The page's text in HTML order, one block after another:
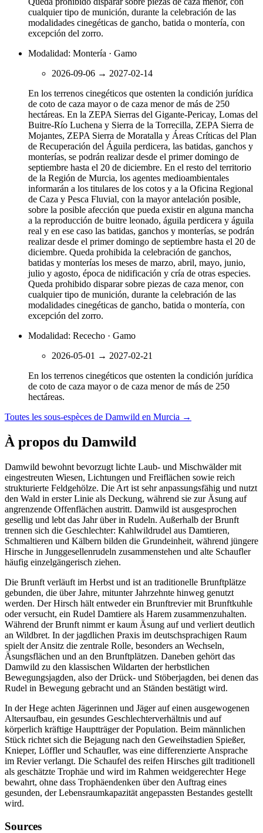
cualquier tipo de munición, durante la celebración de las
modalidades cinegéticas de gancho, batida o montería, con
excepción del zorro.
Modalidad: Montería · Gamo
2026-09-06 → 2027-02-14
En los terrenos cinegéticos que ostenten la condición jurídica
de coto de caza mayor o de caza menor de más de 250
hectáreas. En la ZEPA Sierras del Gigante-Pericay, Lomas del
Buitre-Río Luchena y Sierra de la Torrecilla, ZEPA Sierra de
Mojantes, ZEPA Sierra de Moratalla y Áreas Críticas del Plan
de Recuperación del Águila perdicera, las batidas, ganchos y
monterías, se podrán realizar desde el primer domingo de
septiembre hasta el 20 de diciembre. En el resto del territorio
de la Región de Murcia, los agentes medioambientales
informarán a los titulares de los cotos y a la Oficina Regional
de Caza y Pesca Fluvial, con la mayor antelación posible,
sobre la posible afección que pueda existir en alguna mancha
a la reproducción de buitre leonado, águila perdicera y águila
real y en ese caso las batidas, ganchos y monterías, se podrán
realizar desde el primer domingo de septiembre hasta el 20 de
diciembre. Queda prohibida la celebración de ganchos,
batidas y monterías los meses de marzo, abril, mayo, junio,
julio y agosto, época de nidificación y cría de otras especies.
Queda prohibido disparar sobre piezas de caza menor, con
cualquier tipo de munición, durante la celebración de las
modalidades cinegéticas de gancho, batida o montería, con
excepción del zorro.
Modalidad: Rececho · Gamo
2026-05-01 → 2027-02-21
En los terrenos cinegéticos que ostenten la condición jurídica
de coto de caza mayor o de caza menor de más de 250
hectáreas.
Toutes les sous-espèces de Damwild en Murcia →
À propos du Damwild
Damwild bewohnt bevorzugt lichte Laub- und Mischwälder mit
eingestreuten Wiesen, Lichtungen und Freiflächen sowie reich
strukturierte Feldgehölze. Die Art ist sehr anpassungsfähig und nutzt
den Wald in erster Linie als Deckung, während sie zur Äsung auf
angrenzende Offenflächen austritt. Damwild ist ausgesprochen
gesellig und lebt das Jahr über in Rudeln. Außerhalb der Brunft
trennen sich die Geschlechter: Kahlwildrudel aus Damtieren,
Schmaltieren und Kälbern bilden die Grundeinheit, während jüngere
Hirsche in Junggesellenrudeln zusammenstehen und alte Schaufler
häufig einzelgängerisch ziehen.
Die Brunft verläuft im Herbst und ist an traditionelle Brunftplätze
gebunden, die über Jahre, mitunter Jahrzehnte hinweg genutzt
werden. Der Hirsch hält entweder ein Brunftrevier mit Brunftkuhle
oder versucht, ein Rudel Damtiere als Harem zusammenzuhalten.
Während der Brunft nimmt er kaum Äsung auf und verliert deutlich
an Wildbret. In der jagdlichen Praxis im deutschsprachigen Raum
spielt der Ansitz die zentrale Rolle, besonders an Wechseln,
Äsungsflächen und an den Brunftplätzen. Daneben gehört das
Damwild zu den klassischen Wildarten der herbstlichen
Bewegungsjagden, also der Drück- und Stöberjagden, bei denen das
Rudel in Bewegung gebracht und an Ständen bestätigt wird.
In der Hege achten Jägerinnen und Jäger auf einen ausgewogenen
Altersaufbau, ein gesundes Geschlechterverhältnis und auf
körperlich kräftige Hauptträger der Population. Beim männlichen
Stück richtet sich die Bejagung nach den Geweihstadien Spießer,
Knieper, Löffler und Schaufler, was eine differenzierte Ansprache
im Revier verlangt. Die Schaufel des reifen Hirsches gilt traditionell
als geschätzte Trophäe und wird im Rahmen weidgerechter Hege
bewahrt, ohne dass Trophäendenken über den Auftrag eines
gesunden, der Lebensraumkapazität angepassten Bestandes gestellt
wird.
Sources